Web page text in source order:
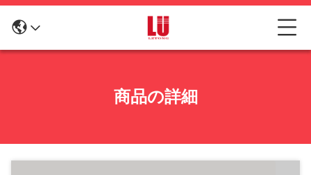
商品の詳細